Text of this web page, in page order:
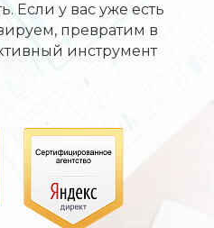
Если у вас уже есть
превратим в
инструмент